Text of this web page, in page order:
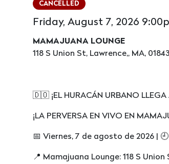
CANCELLED
Friday, August 7, 2026
MAMAJUANA LOUNGE
118 S Union St, Lawrence,, MA, 01843
🇩🇴 ¡EL HURACÁN URBANO
¡LA PERVERSA EN VIVO EN
📅 Viernes, 7 de agosto de 2026 |
📍 Mamajuana Lounge: 118 S Union